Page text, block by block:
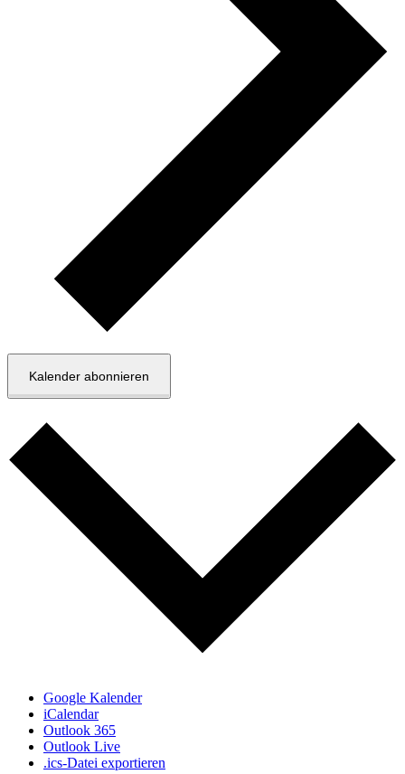
Kalender abonnieren
Google Kalender
iCalendar
Outlook 365
Outlook Live
.ics-Datei exportieren